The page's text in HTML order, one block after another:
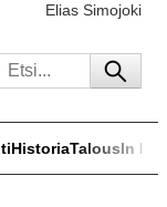
Elias Simojoki
HistoriaTalousIn